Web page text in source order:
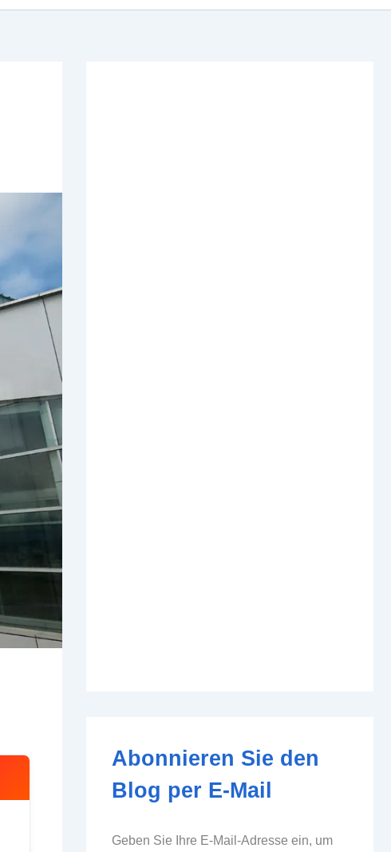
Abonnieren Sie den
Blog per E-Mail
Geben Sie Ihre E-Mail-Adresse ein, um